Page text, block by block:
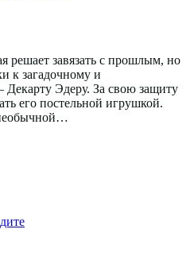
решает завязать с прошлым, но
к загадочному и
Эдеру. За свою защиту
его постельной игрушкой.